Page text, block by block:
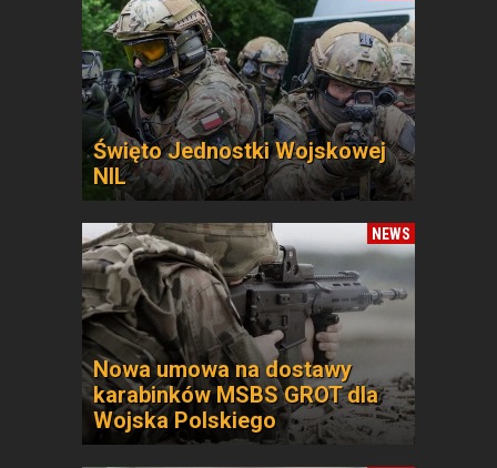
Święto Jednostki Wojskowej
NIL
NEWS
Nowa umowa na dostawy
karabinków MSBS GROT dla
Wojska Polskiego